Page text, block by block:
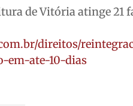
de Vitória atinge 21
direitos/
em-ate-10-dias